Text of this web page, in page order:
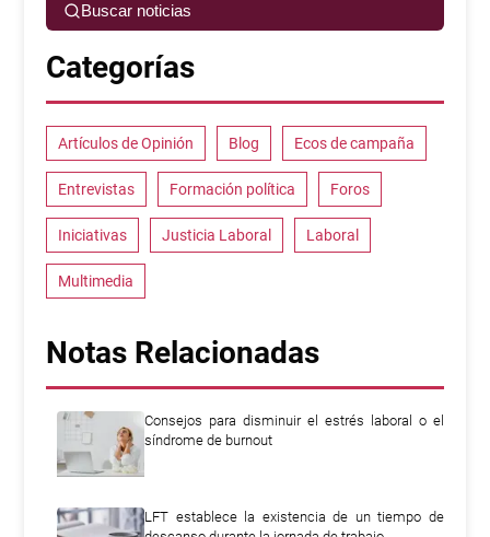
Buscar noticias
Categorías
Artículos de Opinión Blog Ecos de campaña
Entrevistas Formación política Foros
Iniciativas Justicia Laboral Laboral
Multimedia
Notas Relacionadas
Consejos para disminuir el estrés laboral o el
síndrome de burnout
LFT establece la existencia de un tiempo de